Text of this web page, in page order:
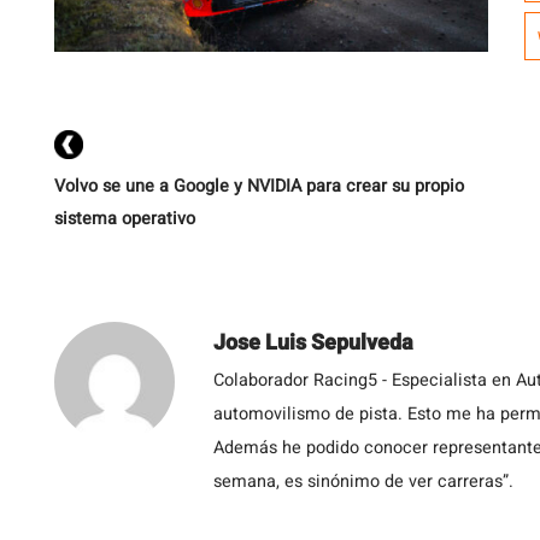
Volvo se une a Google y NVIDIA para crear su propio
sistema operativo
Jose Luis Sepulveda
Colaborador Racing5 - Especialista en
automovilismo de pista. Esto me ha
Además he podido conocer
semana, es sinónimo de ver carreras”.